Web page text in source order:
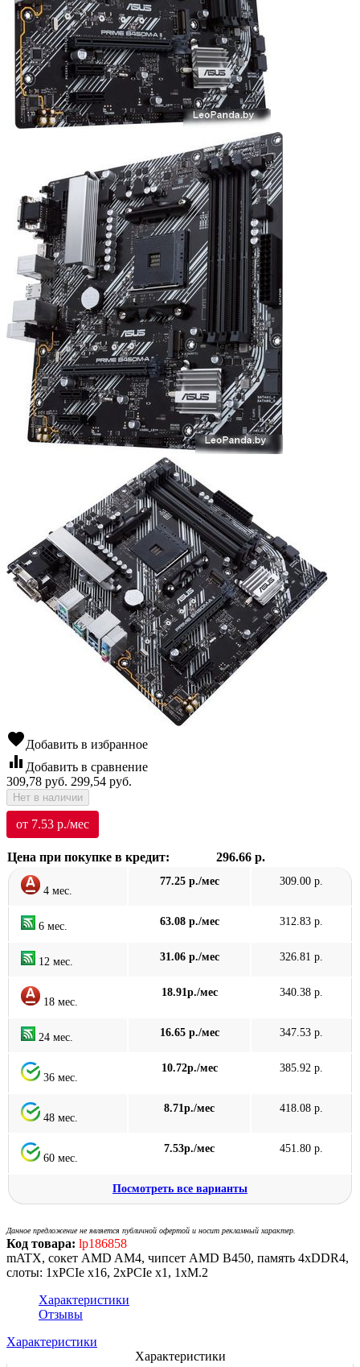
favoriteДобавить в избранное
equalizer Добавить в сравнение
309,78 руб. 299,54 руб.
Нет в наличии
от 7.53 р./мес
Цена при покупке в кредит: 296.66 р.
4 мес.
77.25 р./мес 309.00 р.
6 мес. 63.08 р./мес 312.83 р.
12 мес. 31.06 р./мес 326.81 р.
18 мес.
18.91р./мес 340.38 р.
24 мес. 16.65 р./мес 347.53 р.
36 мес.
10.72р./мес 385.92 р.
48 мес.
8.71р./мес 418.08 р.
60 мес.
7.53р./мес 451.80 р.
Посмотреть все варианты
Данное предложение не является публичной офертой и носит рекламный характер.
Код товара: lp186858
mATX, сокет AMD AM4, чипсет AMD B450, память 4xDDR4,
слоты: 1xPCIe x16, 2xPCIe x1, 1xM.2
Характеристики
Отзывы
Характеристики
Характеристики